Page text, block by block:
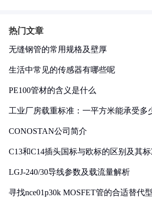
热门文章
无缝钢管的常用规格及壁厚
生活中常见的传感器有哪些呢
PE100管材的含义是什么
工业厂房载重标准：一平方米能承受多
CONOSTAN公司简介
C13和C14插头国标与欧标的区别及其
LGJ-240/30导线参数及载流量解析
寻找nce01p30k MOSFET管的合适替代